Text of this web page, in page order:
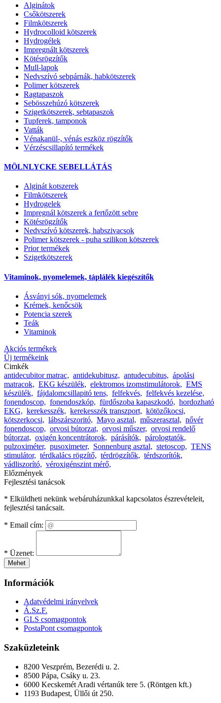
Alginátok
Csőkötszerek
Filmkötszerek
Hydrocolloid kötszerek
Hydrogélek
Impregnált kötszerek
Kötésrögzítők
Mull-lapok
Nedvszívó sebpárnák, habkötszerek
Polimer kötszerek
Ragtapaszok
Sebösszehúzó kötszerek
Szigetkötszerek, sebtapaszok
Tupferek, tamponok
Vatták
Vénakanül-, vénás eszköz rögzítők
Vérzéscsillapító termékek
MÖLNLYCKE SEBELLÁTÁS
Alginát kotszerek
Filmkötszerek
Hydrogelek
Impregnál kötszerek a fertőzött sebre
Kötésrögzítők
Nedvszívó kötszerek, habszivacsok
Polimer kötszerek - puha szilikon kötszerek
Prior termékek
Szigetkötszerek
Vitaminok, nyomelemek, táplálék kiegészítők
Ásványi sók, nyomelemek
Krémek, kenőcsök
Potencia szerek
Teák
Vitaminok
Akciós termékek
Új termékeink
Cimkék
antidecubitor matrac, antidekubitusz, antudecubitus, ápolási
matracok, EKG készülék, elektromos izomstimulátorok, EMS
készülék, fájdalomcsillapitó tens, felfekvés, felfekvés kezelése,
fonendoscop, fonendoszkóp, fürdőszoba kapaszkodó, hordozható
EKG, kerekesszék, kerekesszék transzport, kötözőkocsi,
kötszerkocsi, lábszárszoritó, Mayo asztal, műszerasztal, nővér
fonendoscop, orvosi bútorzat, orvosi műszer, orvosi rendelő
bútorzat, oxigén koncentrátorok, párásítók, párologtatók,
pulzoximéter, pusoximeter, Sonnenburg asztal, stetoscop, TENS
stimulátor, térdkalács rögzítő, térdrögzítők, térdszorítók,
vádliszorító, véroxigénszint mérő,
Előzmények
Fejlesztési tanácsok
* Elküldheti nekünk webáruházunkkal kapcsolatos észrevételeit,
fejlesztési tanácsait.
* Email cím:
* Üzenet:
Mehet
Információk
Adatvédelmi irányelvek
Á.Sz.F.
GLS csomagpontok
PostaPont csomagpontok
Szaküzleteink
8200 Veszprém, Bezerédi u. 2.
8500 Pápa, Csáky u. 23.
6000 Kecskemét Aradi vértanúk tere 5. (Röntgen kft.)
1193 Budapest, Üllői út 250.